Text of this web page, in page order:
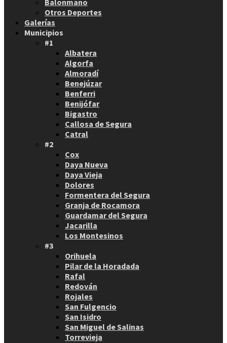
Balonmano
Otros Deportes
Galerías
Municipios
#1
Albatera
Algorfa
Almoradí
Benejúzar
Benferri
Benijófar
Bigastro
Callosa de Segura
Catral
#2
Cox
Daya Nueva
Daya Vieja
Dolores
Formentera del Segura
Granja de Rocamora
Guardamar del Segura
Jacarilla
Los Montesinos
#3
Orihuela
Pilar de la Horadada
Rafal
Redován
Rojales
San Fulgencio
San Isidro
San Miguel de Salinas
Torrevieja